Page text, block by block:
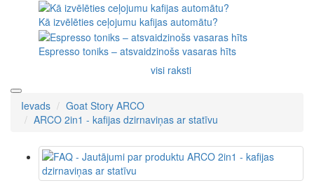
Kā izvēlēties ceļojumu kafijas automātu?
Espresso toniks – atsvaidzinošs vasaras hīts
visi raksti
Ievads
Goat Story ARCO
ARCO 2in1 - kafijas dzirnaviņas ar statīvu